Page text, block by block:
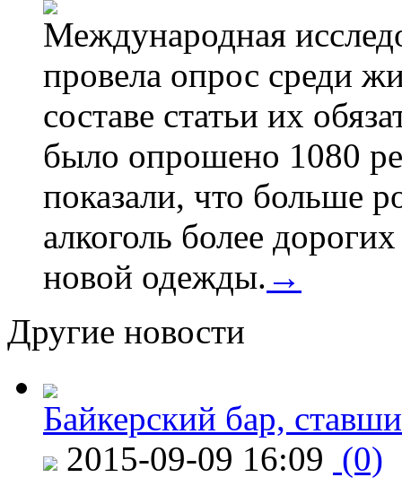
Международная
провела опрос среди
составе статьи их
было опрошено 1080
показали, что больше
алкоголь более
новой одежды. →
Другие новости
Байкерский бар,
2015-09-09 16:09 (0)